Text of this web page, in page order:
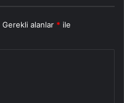
Gerekli alanlar * ile